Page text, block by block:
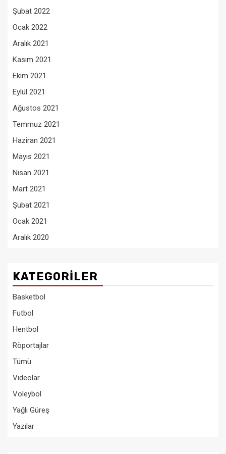
Şubat 2022
Ocak 2022
Aralık 2021
Kasım 2021
Ekim 2021
Eylül 2021
Ağustos 2021
Temmuz 2021
Haziran 2021
Mayıs 2021
Nisan 2021
Mart 2021
Şubat 2021
Ocak 2021
Aralık 2020
KATEGORILER
Basketbol
Futbol
Hentbol
Röportajlar
Tümü
Videolar
Voleybol
Yağlı Güreş
Yazılar